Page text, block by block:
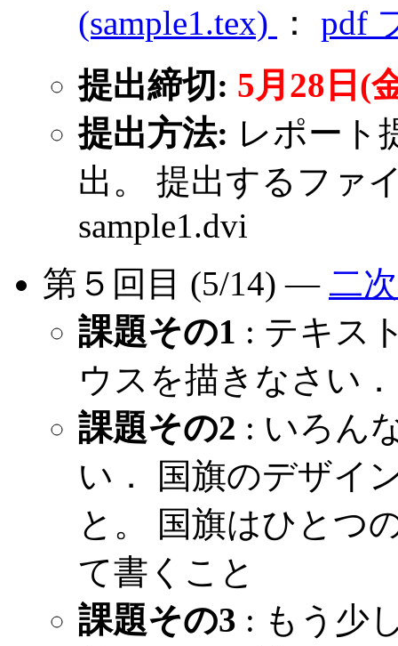
(sample1.tex)
： pdf
提出締切: 5月28日(
提出方法: レポート
出。 提出するファ
sample1.dvi
第５回目 (5/14) ― 二
課題その1 : テキス
ウスを描きなさい
課題その2 : いろん
い． 国旗のデザイ
と。 国旗はひとつ
て書くこと
課題その3 : もう少